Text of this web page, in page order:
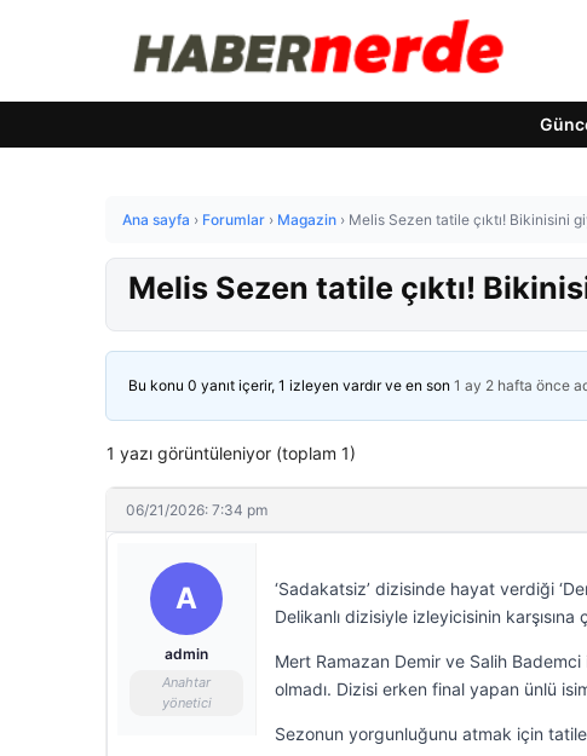
Ana sayfa › Forumlar › Magazin › Melis Sezen tatile çıktı! Bikinisini
Melis Sezen tatile çıktı!
Bu konu 0 yanıt içerir, 1 izleyen vardır ve en son 1 ay 2 hafta önce
1 yazı görüntüleniyor (toplam 1)
06/21/2026: 7:34 pm
A
admin
Anahtar
yönetici
‘Sadakatsiz’ dizisinde hayat verdiği
Delikanlı dizisiyle izleyicisinin karşısına
Mert Ramazan Demir ve Salih
olmadı. Dizisi erken final yapan ünlü
Sezonun yorgunluğunu atmak için